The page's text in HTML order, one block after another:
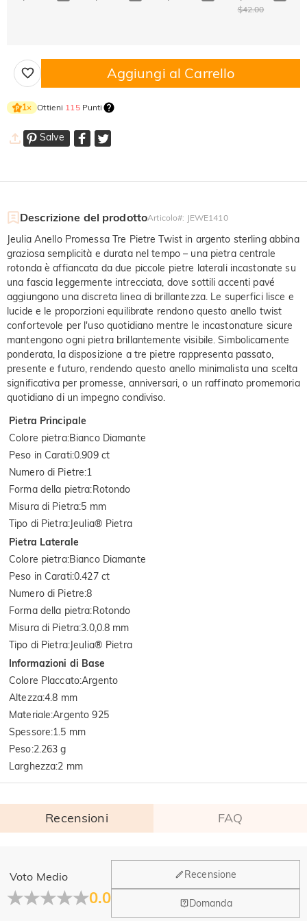
$42.00
Aggiungi al Carrello
1× Ottieni 115Punti
Salve
Descrizione del prodottoArticolo#: JEWE1410
Jeulia Anello Promessa Tre Pietre Twist in argento sterling abbina
graziosa semplicità e durata nel tempo – una pietra centrale
rotonda è affiancata da due piccole pietre laterali incastonate su
una fascia leggermente intrecciata, dove sottili accenti pavé
aggiungono una discreta linea di brillantezza. Le superfici lisce e
lucide e le proporzioni equilibrate rendono questo anello twist
confortevole per l'uso quotidiano mentre le incastonature sicure
mantengono ogni pietra brillantemente visibile. Simbolicamente
ponderata, la disposizione a tre pietre rappresenta passato,
presente e futuro, rendendo questo anello minimalista una scelta
significativa per promesse, anniversari, o un raffinato promemoria
quotidiano di un impegno condiviso.
Pietra Principale
Colore pietra:Bianco Diamante
Peso in Carati:0.909 ct
Numero di Pietre:1
Forma della pietra:Rotondo
Misura di Pietra:5 mm
Tipo di Pietra:Jeulia® Pietra
Pietra Laterale
Colore pietra:Bianco Diamante
Peso in Carati:0.427 ct
Numero di Pietre:8
Forma della pietra:Rotondo
Misura di Pietra:3.0,0.8 mm
Tipo di Pietra:Jeulia® Pietra
Informazioni di Base
Colore Placcato:Argento
Altezza:4.8 mm
Materiale:Argento 925
Spessore:1.5 mm
Peso:2.263 g
Larghezza:2 mm
Recensioni FAQ
Voto Medio
0.0
Recensione
Domanda
Generale
Dove si trova la tua azienda?
La sede principale è a Los Angeles, in California, mentre il